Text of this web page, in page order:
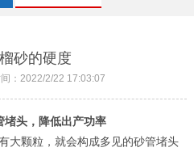
砂的硬度
：2022/2/22 17:03:07
头，降低出产功率
颗粒，就会构成多见的砂管堵头